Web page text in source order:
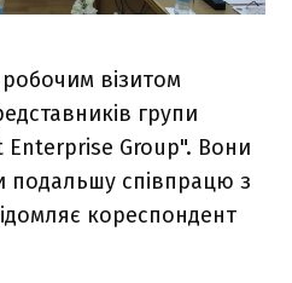
візитом
групи
Enterprise Group". Вони
подальшу співпрацю з
кореспондент